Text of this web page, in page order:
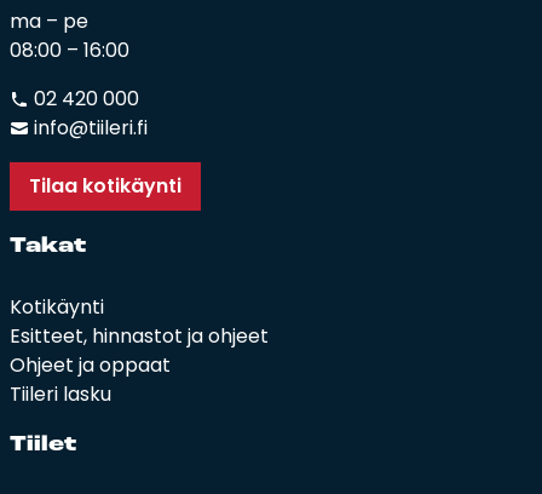
ma – pe
08:00 – 16:00
02 420 000
info@tiileri.fi
Tilaa kotikäynti
Ta­kat
Kotikäynti
Esitteet, hinnastot ja ohjeet
Ohjeet ja oppaat
Tiileri lasku
Tii­let